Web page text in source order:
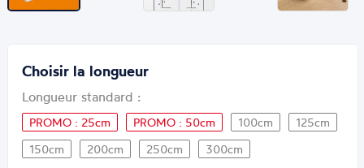
Choisir la longueur
Longueur standard :
PROMO : 25cm PROMO : 50cm 100cm
125cm
150cm
200cm 250cm 300cm